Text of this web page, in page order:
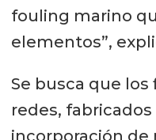
fouling marino
elementos”,
Se busca que
redes,